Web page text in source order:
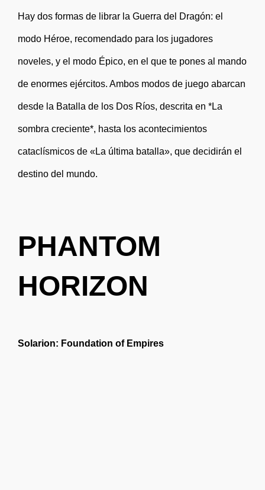
Hay dos formas de librar la Guerra del Dragón: el
modo Héroe, recomendado para los jugadores
noveles, y el modo Épico, en el que te pones al mando
de enormes ejércitos. Ambos modos de juego abarcan
desde la Batalla de los Dos Ríos, descrita en *La
sombra creciente*, hasta los acontecimientos
cataclísmicos de «La última batalla», que decidirán el
destino del mundo.
PHANTOM
HORIZON
Solarion: Foundation of Empires